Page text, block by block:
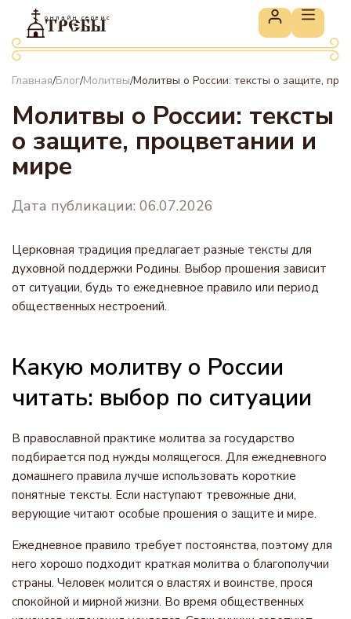
онлайн сервис
ТРЕБЫ
Главная/Блог/Молитвы/Молитвы о России: тексты о защите,
Молитвы о России: тексты
о защите, процветании и
мире
Дата публикации: 06.07.2026
Церковная традиция предлагает разные тексты для
духовной поддержки Родины. Выбор прошения зависит
от ситуации, будь то ежедневное правило или период
общественных нестроений.
Какую молитву о России
читать: выбор по ситуации
В православной практике молитва за государство
подбирается под нужды молящегося. Для ежедневного
домашнего правила лучше использовать короткие
понятные тексты. Если наступают тревожные дни,
верующие читают особые прошения о защите и мире.
Ежедневное правило требует постоянства, поэтому для
него хорошо подходит краткая молитва о благополучии
страны. Человек молится о властях и воинстве, прося
спокойной и мирной жизни. Во время общественных